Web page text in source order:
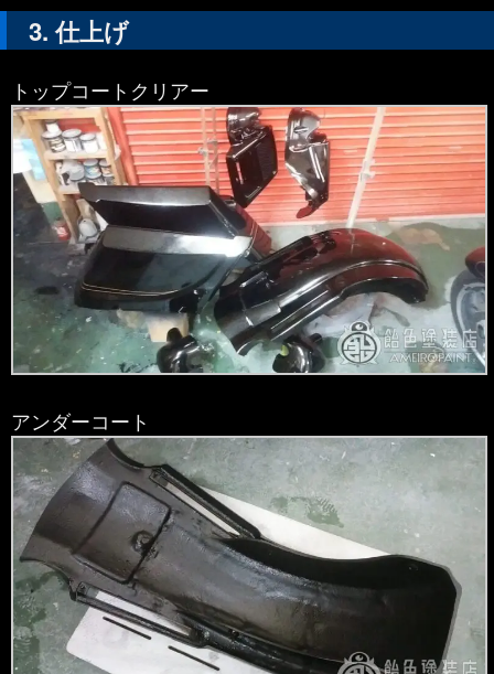
仕上げ
トップコートクリアー
アンダーコート